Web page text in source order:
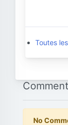
Toutes
No